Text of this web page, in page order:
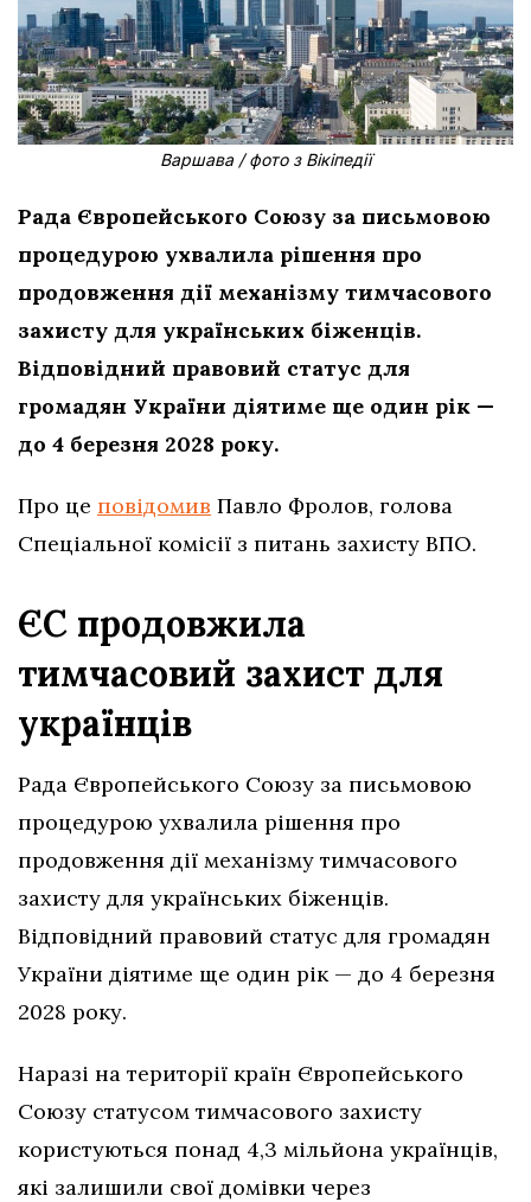
Варшава / фото з Вікіпедії
Рада Європейського Союзу за письмовою
процедурою ухвалила рішення про
продовження дії механізму тимчасового
захисту для українських біженців.
Відповідний правовий статус для
громадян України діятиме ще один рік —
до 4 березня 2028 року.
Про це повідомив Павло Фролов, голова
Спеціальної комісії з питань захисту ВПО.
ЄС продовжила
тимчасовий захист для
українців
Рада Європейського Союзу за письмовою
процедурою ухвалила рішення про
продовження дії механізму тимчасового
захисту для українських біженців.
Відповідний правовий статус для громадян
України діятиме ще один рік — до 4 березня
2028 року.
Наразі на території країн Європейського
Союзу статусом тимчасового захисту
користуються понад 4,3 мільйона українців,
які залишили свої домівки через